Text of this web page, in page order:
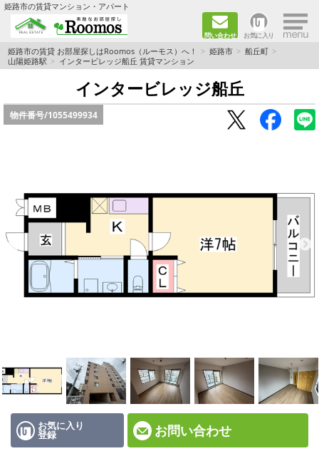
姫路市の賃貸マンション・アパート
問い合わせ お気に入り ×
TOPページ
ファミリー向けの部屋を探す
一人暮らし向けの部屋を探す
敷金礼金0円の部屋を探す
都市ガス&オール電化の部屋を探す
ネット無料の部屋を探す
☆インターネット無料物件☆
☆敷金·礼金0円物件☆
路線·駅から探す
姫路市の賃貸 お部屋探しはRoomos（ルーモス）へ！ 姫路市
船丘町
山陽姫路駅
インタービレッジ船丘 賃貸マンション
インタービレッジ船丘
物件番号/1055499934
お気に入り
登録 お問い合わせ